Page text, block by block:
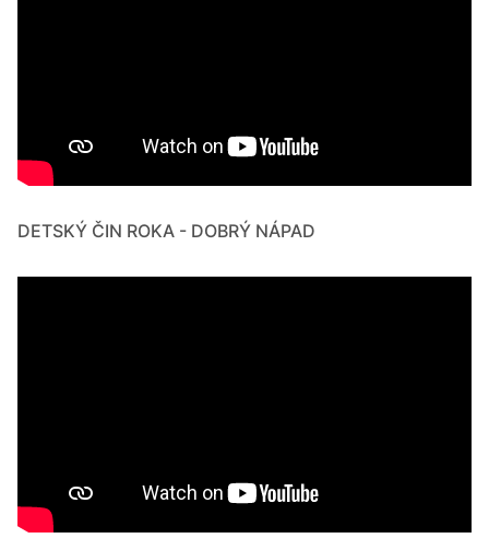
DETSKÝ ČIN ROKA - DOBRÝ NÁPAD